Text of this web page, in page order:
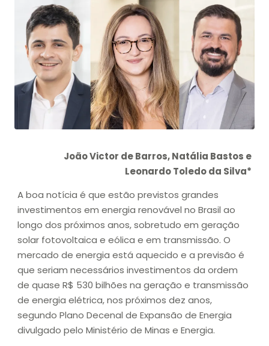
João Victor de Barros, Natália Bastos e
Leonardo Toledo da Silva*
A boa notícia é que estão previstos grandes
investimentos em energia renovável no Brasil ao
longo dos próximos anos, sobretudo em geração
solar fotovoltaica e eólica e em transmissão. O
mercado de energia está aquecido e a previsão é
que seriam necessários investimentos da ordem
de quase R$ 530 bilhões na geração e transmissão
de energia elétrica, nos próximos dez anos,
segundo Plano Decenal de Expansão de Energia
divulgado pelo Ministério de Minas e Energia.